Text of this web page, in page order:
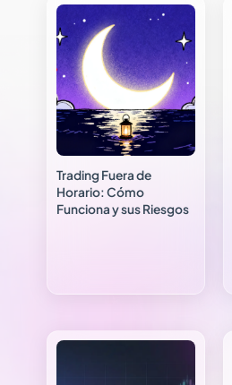
Trading Fuera de
Horario: Cómo
Funciona y sus Riesgos